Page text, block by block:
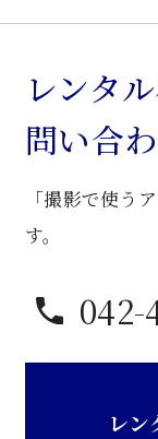
レンタ
問い合
「撮影で使う
す。
042-
レン